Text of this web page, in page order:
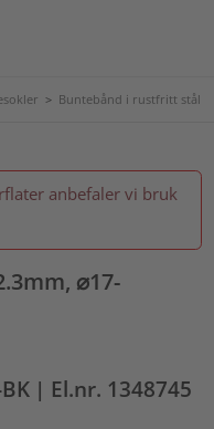
> Buntebånd i rustfritt stål
anbefaler vi bruk
⌀17-
| El.nr. 1348745